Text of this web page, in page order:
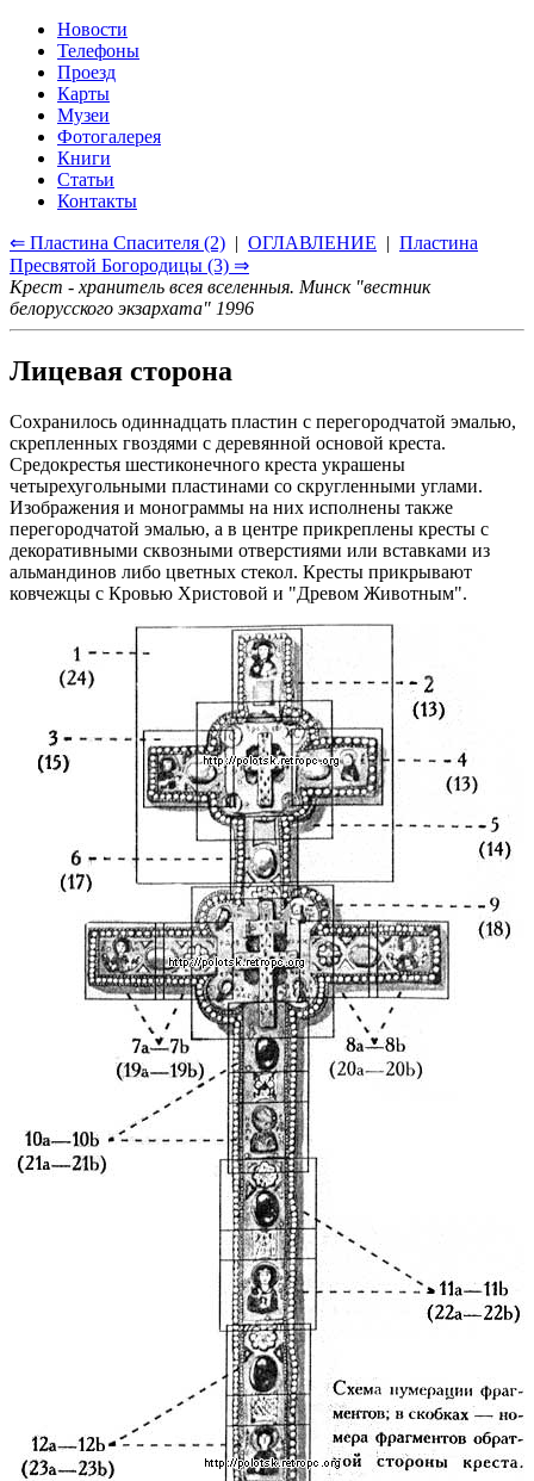
Новости
Телефоны
Проезд
Карты
Музеи
Фотогалерея
Книги
Статьи
Контакты
⇐ Пластина Спасителя (2) | ОГЛАВЛЕНИЕ | Пластина
Пресвятой Богородицы (3) ⇒
Крест - хранитель всея вселенныя. Минск "вестник
белорусского экзархата" 1996
Лицевая сторона
Сохранилось одиннадцать пластин с перегородчатой эмалью,
скрепленных гвоздями с деревянной основой креста.
Средокрестья шестиконечного креста украшены
четырехугольными пластинами со скругленными углами.
Изображения и монограммы на них исполнены также
перегородчатой эмалью, а в центре прикреплены кресты с
декоративными сквозными отверстиями или вставками из
альмандинов либо цветных стекол. Кресты прикрывают
ковчежцы с Кровью Христовой и "Древом Животным".